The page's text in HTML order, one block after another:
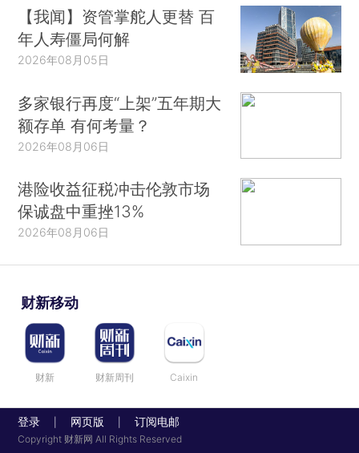
【我闻】资管掌舵人更替 百
年人寿僵局何解
2026年08月05日
多家银行再度“上架”五年期大
额存单 有何考量？
2026年08月06日
港险收益征税冲击伦敦市场
保诚盘中重挫13%
2026年08月06日
财新移动
财新 财新周刊 Caixin
登录 网页版 订阅电邮
Copyright 财新网 All Rights Reserved